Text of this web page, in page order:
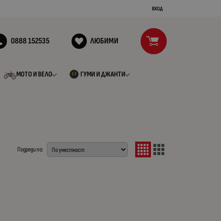
ВХОД
0888 152535 ЛЮБИМИ
МОТО И ВЕЛО ГУМИ И ДЖАНТИ
Подреди по: